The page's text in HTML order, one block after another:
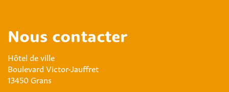
Nous contacter
Hôtel de ville
Boulevard Victor-Jauffret
13450 Grans